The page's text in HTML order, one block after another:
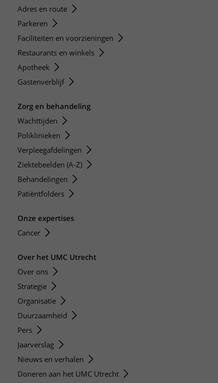
Adres en route
Parkeren
Faciliteiten en voorzieningen
Restaurants en winkels
Apotheek
Gastenverblijf
Zorg en behandeling
Wachttijden
Poliklinieken
Verpleegafdelingen
Ziektebeelden (A-Z)
Behandelingen
Patiëntfolders
Onze expertises
Cancer
Over het UMC Utrecht
Over ons
Strategie
Organisatie
Duurzaamheid
Pers
Jaarverslag
Nieuws en verhalen
Doneren aan het UMC Utrecht